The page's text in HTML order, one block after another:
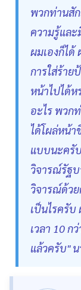
พวกท่านสั
ความรู้และ
ผมเองก็ไ
การใส่ร้าย
หน้าไปได้
อะไร พวก
ได้โผล่หน้
แบบนะครั
วิจารณ์รัฐ
วิจารณ์ด้ว
เป็นไรครั
เวลา 10 ก
แล้วครับ"